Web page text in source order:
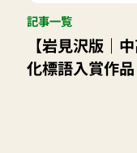
記事一覧
【岩見沢版｜
化標語入賞作品